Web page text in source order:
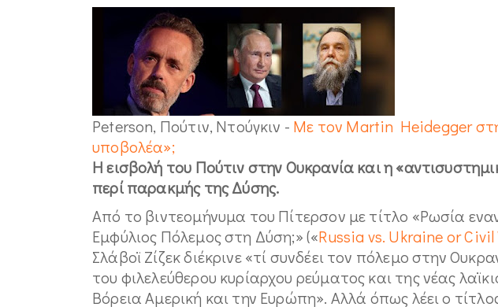
Peterson, Πούτιν, Ντούγκιν - Με τον Martin Heidegger
υποβολέα»;
Η εισβολή του Πούτιν στην Ουκρανία και η
περί παρακμής της Δύσης.
Από το βιντεομήνυμα του Πίτερσον με τίτλο «Ρωσία
Εμφύλιος Πόλεμος στη Δύση;» («Russia vs. Ukraine or
Σλάβοϊ Ζίζεκ διέκρινε «τί συνδέει τον πόλεμο στην
του φιλελεύθερου κυρίαρχου ρεύματος και της νέας
Βόρεια Αμερική και την Ευρώπη». Αλλά όπως λέει ο